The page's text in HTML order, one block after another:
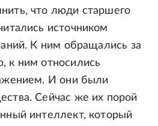
что люди старшего
источником
К ним обращались за
к ним относились
И они были
Сейчас же их порой
интеллект, который